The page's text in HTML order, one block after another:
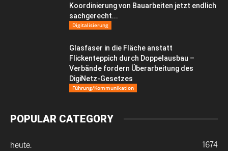
Koordinierung von Bauarbeiten jetzt endlich
sachgerecht...
Digitalisierung
Glasfaser in die Fläche anstatt
Flickenteppich durch Doppelausbau –
Verbände fordern Überarbeitung des
DigiNetz-Gesetzes
Führung/Kommunikation
POPULAR CATEGORY
heute.
1674